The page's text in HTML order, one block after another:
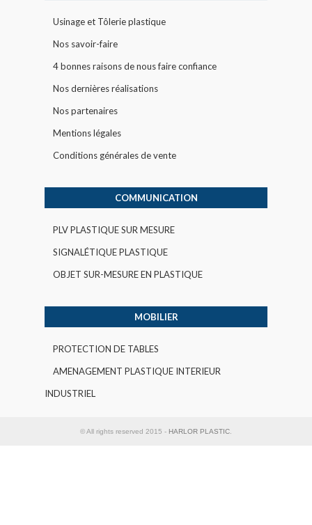
Usinage et Tôlerie plastique
Nos savoir-faire
4 bonnes raisons de nous faire confiance
Nos dernières réalisations
Nos partenaires
Mentions légales
Conditions générales de vente
COMMUNICATION
PLV PLASTIQUE SUR MESURE
SIGNALÉTIQUE PLASTIQUE
OBJET SUR-MESURE EN PLASTIQUE
MOBILIER
PROTECTION DE TABLES
AMENAGEMENT PLASTIQUE INTERIEUR
INDUSTRIEL
© All rights reserved 2015 - HARLOR PLASTIC